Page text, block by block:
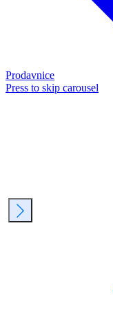
Prodavnice
Press to skip carousel